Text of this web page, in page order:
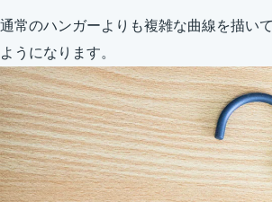
通常のハンガーよりも複雑な曲線を描い
ようになります。